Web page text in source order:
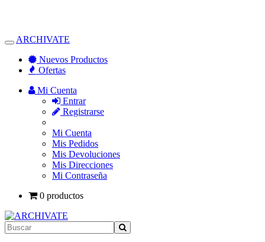
Alternar
Navegación
ARCHIVATE
Nuevos Productos
Ofertas
Mi Cuenta
Entrar
Registrarse
Mi Cuenta
Mis Pedidos
Mis Devoluciones
Mis Direcciones
Mi Contraseña
0 productos